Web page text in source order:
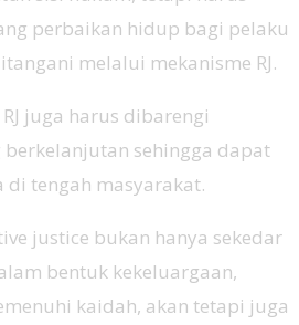
perbaikan hidup bagi pelaku
melalui mekanisme RJ.
juga harus dibarengi
berkelanjutan sehingga dapat
tengah masyarakat.
justice bukan hanya sekedar
bentuk kekeluargaan,
kaidah, akan tetapi juga